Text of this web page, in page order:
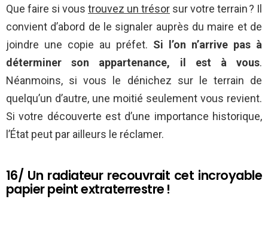
Que faire si vous trouvez un trésor sur votre terrain ? Il
convient d’abord de le signaler auprès du maire et de
joindre une copie au préfet. Si l’on n’arrive pas à
déterminer son appartenance, il est à vous.
Néanmoins, si vous le dénichez sur le terrain de
quelqu’un d’autre, une moitié seulement vous revient.
Si votre découverte est d’une importance historique,
l’État peut par ailleurs le réclamer.
16/ Un radiateur recouvrait cet incroyable
papier peint extraterrestre !